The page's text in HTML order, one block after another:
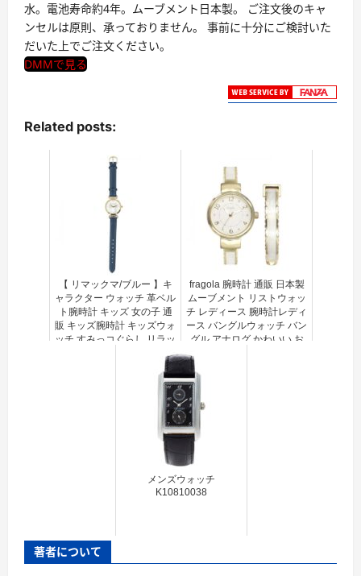
水。電池寿命約4年。ムーブメント日本製。 ご注文後のキャ
ンセルは原則、承っておりません。 事前に十分にご検討いた
だいた上でご注文ください。
DMMで見る
Related posts:
【 リマックマ/ブルー 】キ
ャラクター ウォッチ 革ベル
ト腕時計 キッズ 女の子 通
販 キッズ腕時計 キッズウォ
ッチ すみっコぐらし リラッ
クマ 時計 子供 子ども すみ
っこ キッズ 女の子 おしゃ
fragola 腕時計 通販 日本製
ムーブメント リストウォッ
チ レディース 腕時計レディ
ース バングルウォッチ バン
グル アナログ かわいい お
マーブルエポバングルウォ
メンズウォッチ
K10810038
著者について